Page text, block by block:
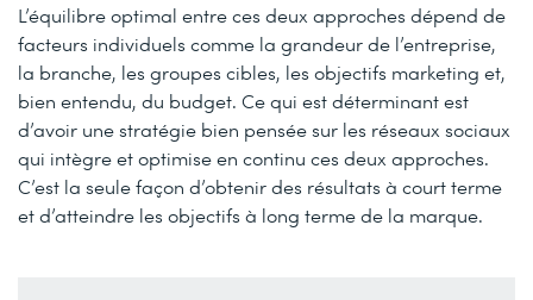
L’équilibre optimal entre ces deux approches dépend de
facteurs individuels comme la grandeur de l’entreprise,
la branche, les groupes cibles, les objectifs marketing et,
bien entendu, du budget. Ce qui est déterminant est
d’avoir une stratégie bien pensée sur les réseaux sociaux
qui intègre et optimise en continu ces deux approches.
C’est la seule façon d’obtenir des résultats à court terme
et d’atteindre les objectifs à long terme de la marque.